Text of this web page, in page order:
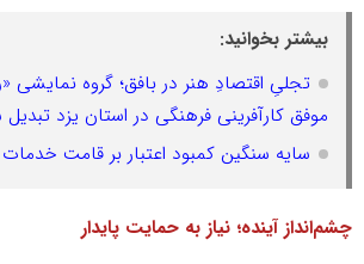
بیشتر بخوانید:
تجلیِ اقتصادِ هنر در بافق؛ گروه نمایشی
موفق کارآفرینی فرهنگی در استان یزد
سایه سنگین کمبود اعتبار بر قامت
چشم‌انداز آینده؛ نیاز به حمایت پایدار